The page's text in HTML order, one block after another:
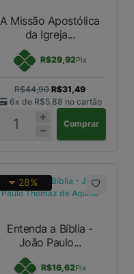
A Missão Apostólica
da Igreja...
R$29,92Pix
R$44,90 R$31,49
6x de R$5,88 no cartão
Comprar
28%
Entenda a Bíblia -
João Paulo...
R$16,62Pix